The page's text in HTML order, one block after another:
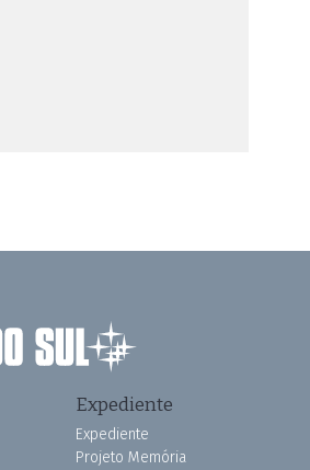
Expediente
Expediente
Projeto Memória